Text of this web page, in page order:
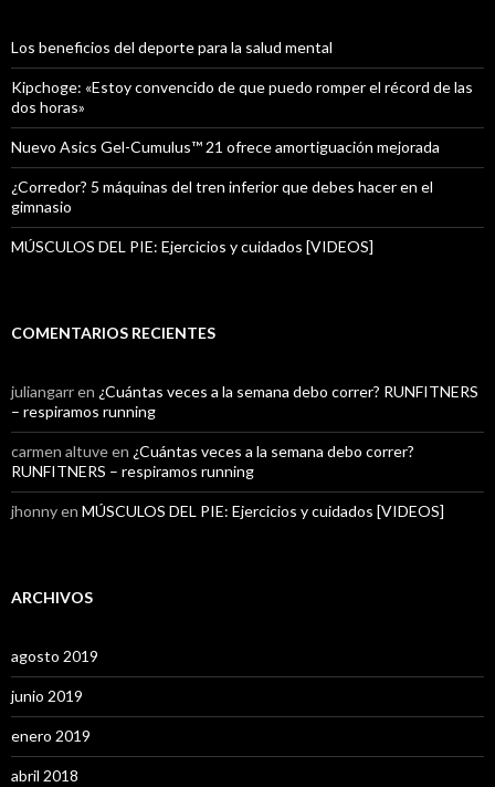
Los beneficios del deporte para la salud mental
Kipchoge: «Estoy convencido de que puedo romper el récord de las
dos horas»
Nuevo Asics Gel-Cumulus™ 21 ofrece amortiguación mejorada
¿Corredor? 5 máquinas del tren inferior que debes hacer en el
gimnasio
MÚSCULOS DEL PIE: Ejercicios y cuidados [VIDEOS]
COMENTARIOS RECIENTES
juliangarren ¿Cuántas veces a la semana debo correr? RUNFITNERS
– respiramos running
carmen altuveen ¿Cuántas veces a la semana debo correr?
RUNFITNERS – respiramos running
jhonnyen MÚSCULOS DEL PIE: Ejercicios y cuidados [VIDEOS]
ARCHIVOS
agosto 2019
junio 2019
enero 2019
abril 2018